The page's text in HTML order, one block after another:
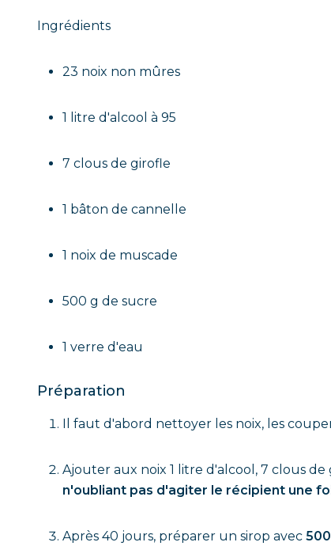
Ingrédients
23 noix non mûres
1 litre d'alcool à 95
7 clous de girofle
1 bâton de cannelle
1 noix de muscade
500 g de sucre
1 verre d'eau
Préparation
Il faut d'abord nettoyer les noix, les
Ajouter aux noix 1 litre d'alcool, 7 clous de
n'oubliant pas d'agiter le récipient une
Après 40 jours, préparer un sirop avec